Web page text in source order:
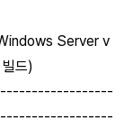
Server v
드)